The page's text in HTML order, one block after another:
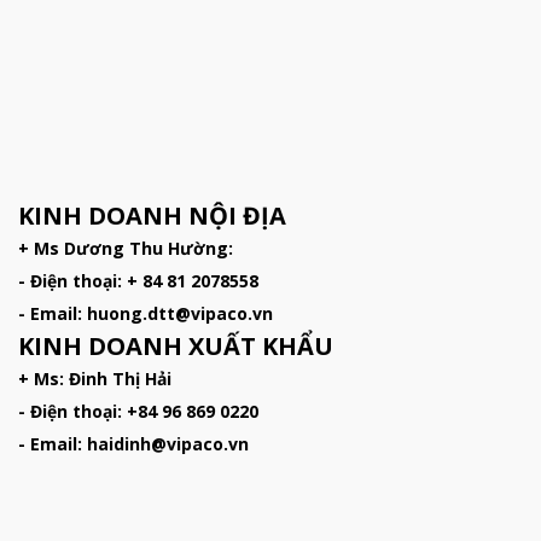
KINH DOANH NỘI ĐỊA
+ Ms Dương Thu Hường:
- Điện thoại: + 84 81 2078558
- Email: huong.dtt@vipaco.vn
KINH DOANH XUẤT KHẨU
+ Ms: Đinh Thị Hải
- Điện thoại: +84 96 869 0220
- Email: haidinh@vipaco.vn